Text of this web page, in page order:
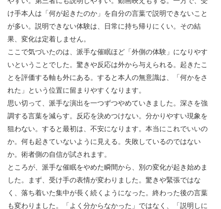
け手本人は「何が起きたのか」を自分の言葉で説明できないこと
が多い。説明できない体験は、日常に持ち帰りにくい。その結
果、変化は定着しません。
ここで気づいたのは、派手な催眠ほど「外側の体験」になりやす
いということでした。驚きや反応は外から与えられる。起きたこ
とを評価する軸も外にある。すると本人の無意識は、「何かをさ
れた」という位置に留まりやすくなります。
思い切って、派手な演出を一つずつやめていきました。深さを強
調する言葉を減らす。反応を決めつけない。分かりやすい現象を
狙わない。すると最初は、不安になります。本当にこれでいいの
か。何も起きていないように見える。失敗しているのではない
か。術者側の自信が試されます。
ところが、派手な催眠をやめた瞬間から、別の変化が起き始めま
した。まず、受け手の表情が変わりました。驚きや緊張ではな
く、落ち着いた集中が長く続くようになった。終わった後の言葉
も変わりました。「よく分からなかった」ではなく、「説明しに